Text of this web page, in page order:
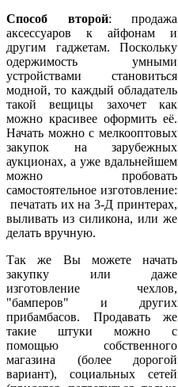
Способ второй: продажа
аксессуаров к айфонам и
другим гаджетам. Поскольку
одержимость умными
устройствами становиться
модной, то каждый обладатель
такой вещицы захочет как
можно красивее оформить её.
Начать можно с мелкооптовых
закупок на зарубежных
аукционах, а уже вдальнейшем
можно пробовать
самостоятельное изготовление:
печатать их на 3-Д принтерах,
выливать из силикона, или же
делать вручную.
Так же Вы можете начать
закупку или даже
изготовление чехлов,
"бамперов" и других
прибамбасов. Продавать же
такие штуки можно с
помощью собственного
магазина (более дорогой
вариант), социальных сетей